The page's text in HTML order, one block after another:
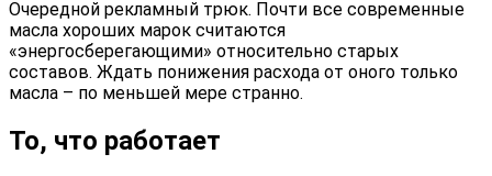
Очередной рекламный трюк. Почти все современные
масла хороших марок считаются
«энергосберегающими» относительно старых
составов. Ждать понижения расхода от оного только
масла – по меньшей мере странно.
То, что работает